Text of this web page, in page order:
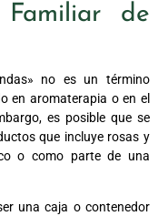
de
no es un término
en aromaterapia o en el
es posible que se
que incluye rosas y
o como parte de una
una caja o contenedor